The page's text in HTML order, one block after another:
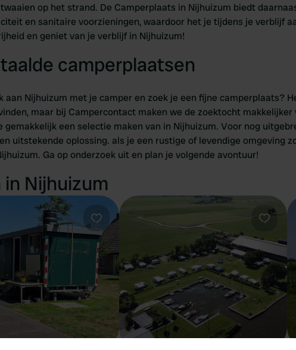
op het strand. De Camperplaats in Nijhuizum biedt
en sanitaire voorzieningen, waardoor het je tijdens je verblijf
en geniet van je verblijf in Nijhuizum!
camperplaatsen
aan Nijhuizum met je camper en zoek je een fijne camperplaats?
maar bij Campercontact maken we de zoektocht makkelijker
gemakkelijk een selectie maken van in Nijhuizum. Voor nog
uitstekende oplossing. als je een rustige of levendige omgeving
Ga op onderzoek uit en plan je volgende avontuur!
Nijhuizum
Favoriet